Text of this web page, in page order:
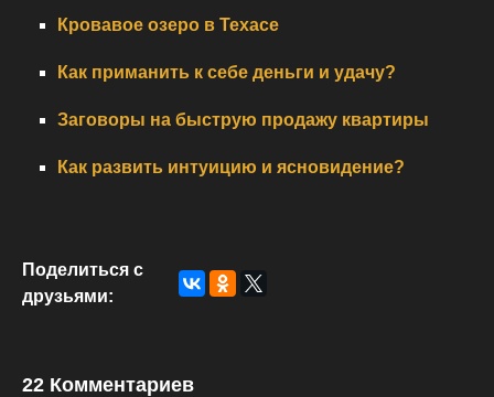
Кровавое озеро в Техасе
Как приманить к себе деньги и удачу?
Заговоры на быструю продажу квартиры
Как развить интуицию и ясновидение?
Поделиться с
друзьями:
22 Комментариев